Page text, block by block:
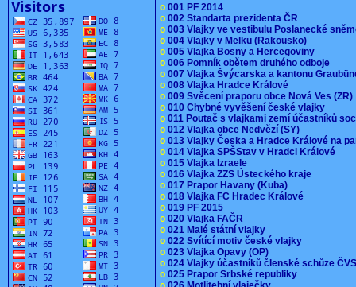
o 001 PF 2014
o 002 Standarta prezidenta ČR
o 003 Vlajky ve vestibulu Poslanecké
o 004 Vlajky v Melku (Rakousko)
o 005 Vlajka Bosny a Hercegoviny
o 006 Pomník obětem druhého odboje
o 007 Vlajka Švýcarska a kantonu
o 008 Vlajka Hradce Králové
o 009 Svěcení praporu obce Nová Ves
o 010 Chybné vyvěšení české vlajky
o 011 Poutač s vlajkami zemí účastníků
o 012 Vlajka obce Nedvězí (SY)
o 013 Vlajky Česka a Hradce Králové na
o 014 Vlajka SPŠStav v Hradci Králové
o 015 Vlajka Izraele
o 016 Vlajka ZZS Ústeckého kraje
o 017 Prapor Havany (Kuba)
o 018 Vlajka FC Hradec Králové
o 019 PF 2015
o 020 Vlajka FAČR
o 021 Malé státní vlajky
o 022 Svítící motiv české vlajky
o 023 Vlajka Opavy (OP)
o 024 Vlajky účastníků členské schůze
o 025 Prapor Srbské republiky